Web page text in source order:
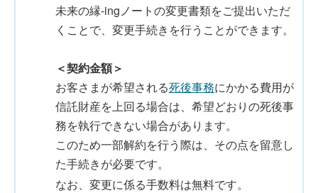
未来の縁-ingノートの変更書類をご提出いただ
くことで、変更手続きを行うことができます。
＜契約金額＞
お客さまが希望される死後事務にかかる費用が
信託財産を上回る場合は、希望どおりの死後事
務を執行できない場合があります。
このため一部解約を行う際は、その点を留意し
た手続きが必要です。
なお、変更に係る手数料は無料です。